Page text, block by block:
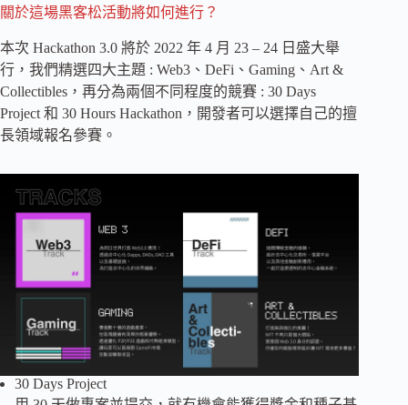
關於這場黑客松活動將如何進行？
本次 Hackathon 3.0 將於 2022 年 4 月 23 – 24 日盛大舉
行，我們精選四大主題 : Web3、DeFi、Gaming、Art &
Collectibles，再分為兩個不同程度的競賽 : 30 Days
Project 和 30 Hours Hackathon，開發者可以選擇自己的擅
長領域報名參賽。
30 Days Project